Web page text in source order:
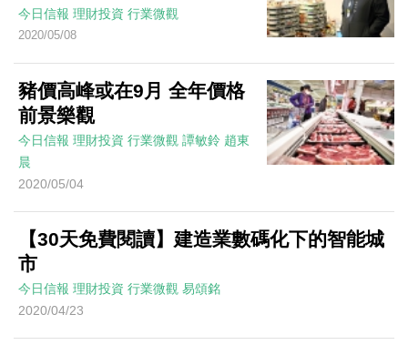
今日信報 理財投資 行業微觀
2020/05/08
豬價高峰或在9月 全年價格
前景樂觀
今日信報 理財投資 行業微觀 譚敏鈴 趙東
晨
2020/05/04
【30天免費閱讀】建造業數碼化下的智能城
市
今日信報 理財投資 行業微觀 易頌銘
2020/04/23